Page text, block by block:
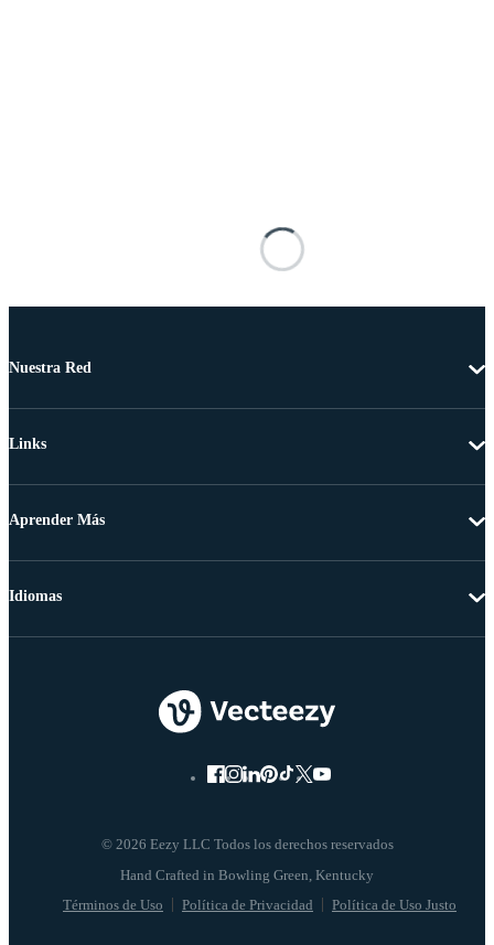
Nuestra Red
Links
Aprender Más
© 2026 Eezy LLC Todos los derechos reservados
Términos de Uso Política de Privacidad Política de Uso Justo
Idiomas